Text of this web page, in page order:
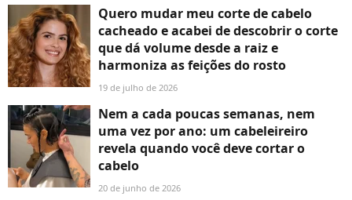
Quero mudar meu corte de cabelo
cacheado e acabei de descobrir o corte
que dá volume desde a raiz e
harmoniza as feições do rosto
19 de julho de 2026
Nem a cada poucas semanas, nem
uma vez por ano: um cabeleireiro
revela quando você deve cortar o
cabelo
20 de junho de 2026